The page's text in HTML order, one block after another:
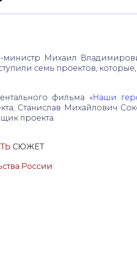
министр Михаил
семь проектов,
фильма «Наши
Станислав Михайлович
проекта.
СЮЖЕТ
России